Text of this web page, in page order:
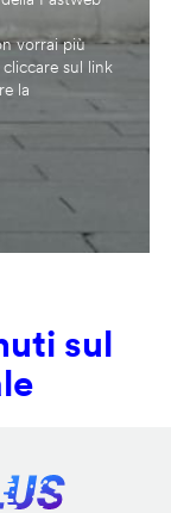
vorrai più
sul link
la
sul